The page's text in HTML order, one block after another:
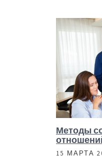
Методы
15 МАРТА